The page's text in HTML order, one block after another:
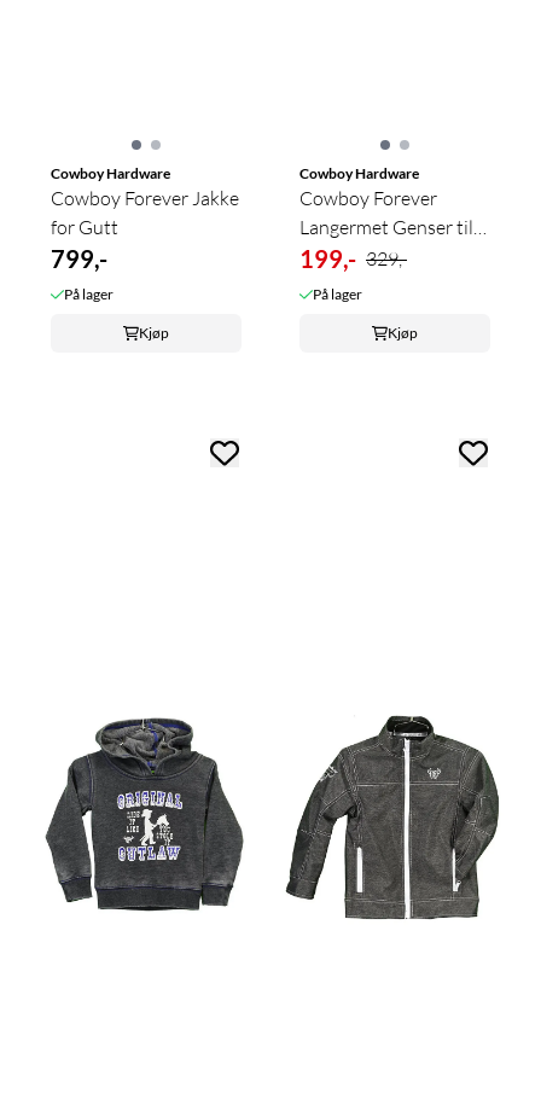
Cowboy Hardware
Cowboy Forever Jakke
for Gutt
799,-
På lager
Kjøp
Cowboy Hardware
Cowboy Forever
Langermet Genser til
Gutt
199,- 329,-
På lager
Kjøp